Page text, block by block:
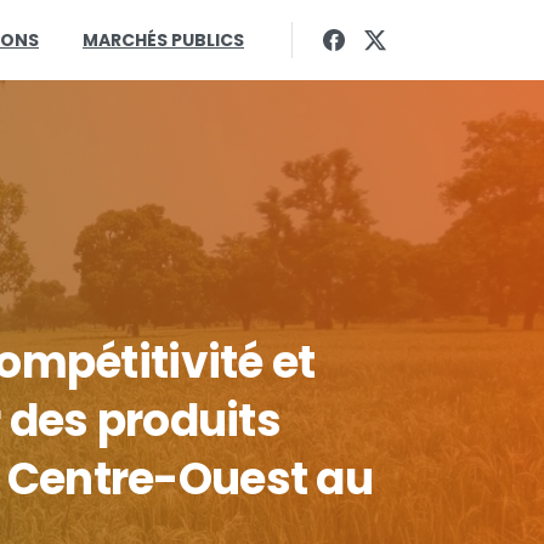
MARCHÉS PUBLICS
et
des produits
Centre-Ouestau